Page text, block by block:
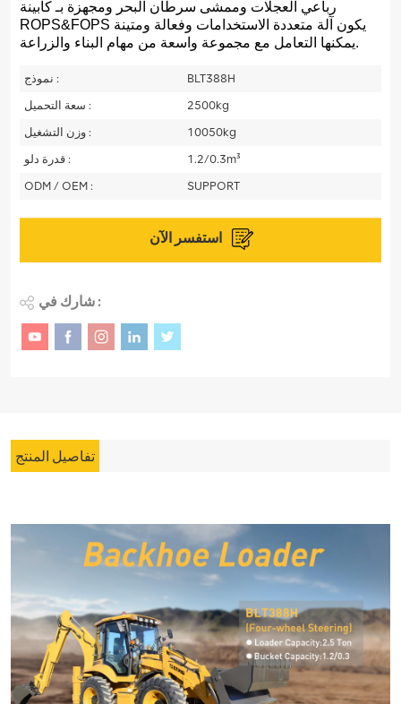
رباعي العجلات وممشى سرطان البحر ومجهزة بـ كابينة
ROPS&FOPS
يكون آلة متعددة الاستخدامات وفعالة ومتينة
يمكنها التعامل مع مجموعة واسعة من مهام البناء والزراعة.
نموذج :
BLT388H
سعة التحميل :
2500kg
وزن التشغيل :
10050kg
قدرة دلو :
1.2/0.3m³
ODM / OEM :
SUPPORT
شارك في :
تفاصيل المنتج